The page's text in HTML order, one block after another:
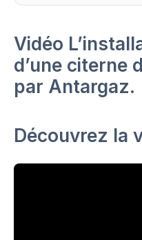
Vidéo
d’une citerne
par Antargaz.
Découvrez la